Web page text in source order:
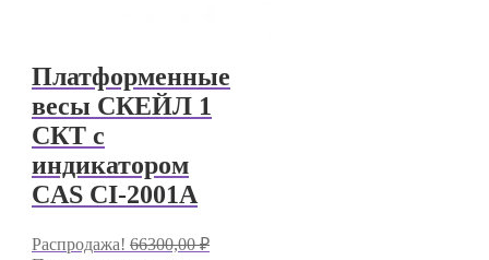
Платформенные
весы СКЕЙЛ 1
СКТ с
индикатором
CAS CI-2001A
Распродажа! 66300,00₽